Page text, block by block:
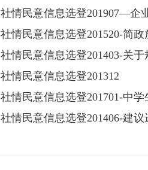
社情民意信息选登201907—企
社情民意信息选登201520-简
社情民意信息选登201403-关
社情民意信息选登201312
社情民意信息选登201701-中
社情民意信息选登201406-建